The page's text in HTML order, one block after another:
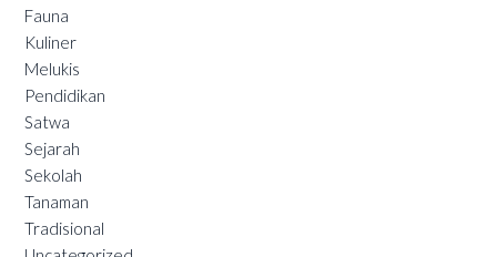
Fauna
Kuliner
Melukis
Pendidikan
Satwa
Sejarah
Sekolah
Tanaman
Tradisional